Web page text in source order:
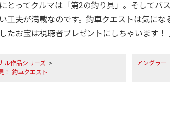
とってクルマは「第2の釣り具」。そしてバ
工夫が満載なのです。釣車クエストは気に
たお宝は視聴者プレゼントにしちゃいます！
ル作品シリーズ >
！ 釣車クエスト
アングラー